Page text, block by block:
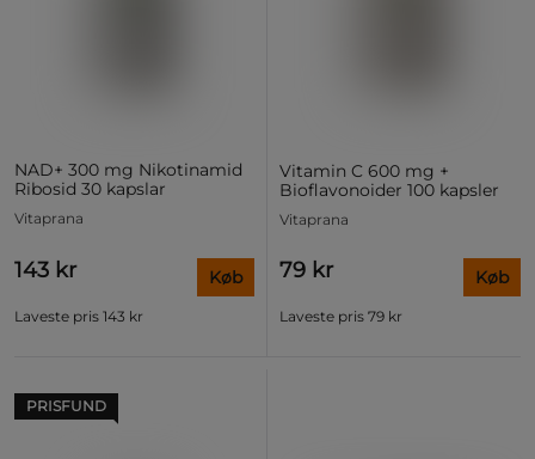
NAD+ 300 mg Nikotinamid
Ribosid 30 kapslar
Vitaprana
143 kr
Laveste pris 143 kr
Køb
Vitamin C 600 mg +
Bioflavonoider 100 kapsler
Vitaprana
79 kr
Laveste pris 79 kr
Køb
PRISFUND